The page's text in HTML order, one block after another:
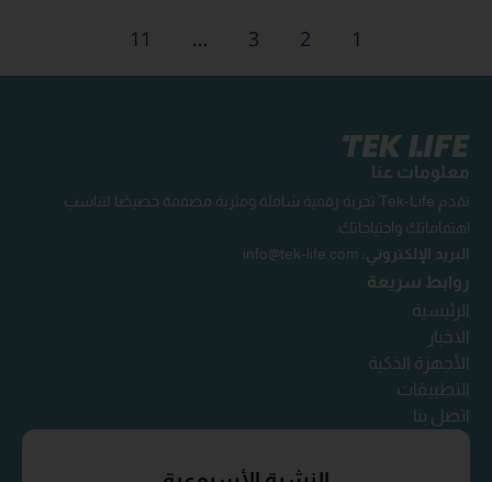
1
2
3
…
11
معلومات عنا
تقدم Tek-Life تجربة رقمية شاملة ومثرية مصممة خصيصًا لتناسب
اهتماماتك واحتياجاتك.
البريد الإلكتروني: info@tek-life.com
روابط سريعة
الرئيسية
الاخبار
الأجهزة الذكية
التطبيقات
اتصل بنا